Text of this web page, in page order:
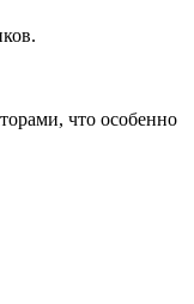
что особенно